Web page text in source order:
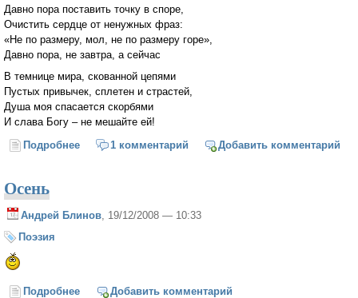
Давно пора поставить точку в споре,
Очистить сердце от ненужных фраз:
«Не по размеру, мол, не по размеру горе»,
Давно пора, не завтра, а сейчас
В темнице мира, скованной цепями
Пустых привычек, сплетен и страстей,
Душа моя спасается скорбями
И слава Богу – не мешайте ей!
Подробнее о Душа моя спасается скорбями...
1 комментарий Добавить комментарий
Осень
Андрей Блинов, 19/12/2008 — 10:33
Поэзия
Подробнее о ОсеньДобавить комментарий